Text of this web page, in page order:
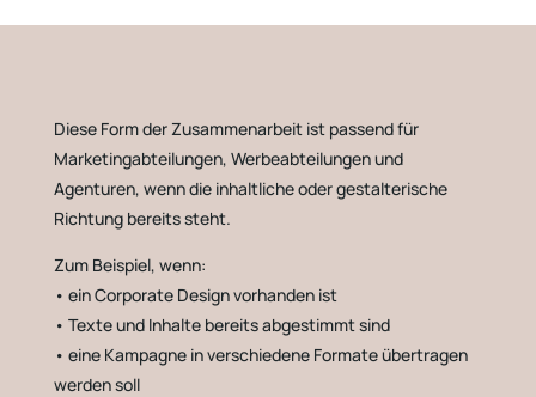
Diese Form der Zusammenarbeit ist passend für
Marketingabteilungen, Werbeabteilungen und
Agenturen, wenn die inhaltliche oder gestalterische
Richtung bereits steht.
Zum Beispiel, wenn:
• ein Corporate Design vorhanden ist
• Texte und Inhalte bereits abgestimmt sind
• eine Kampagne in verschiedene Formate übertragen
werden soll